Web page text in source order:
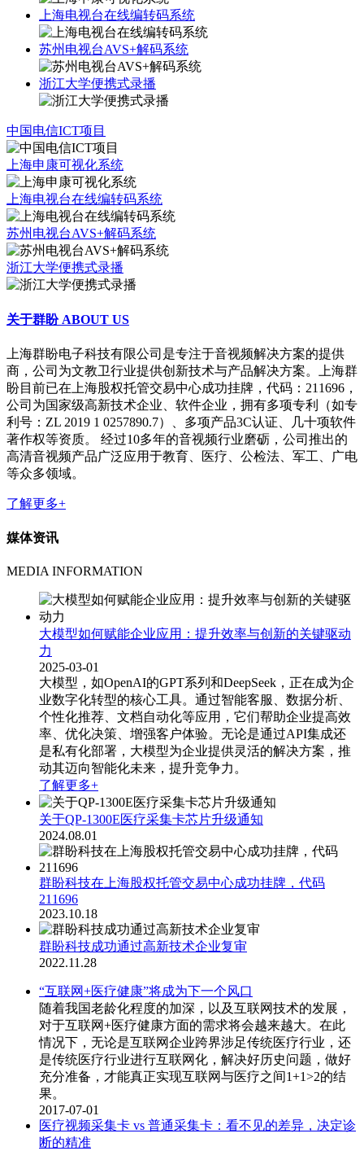
上海电视台在线编转码系统
苏州电视台AVS+解码系统
浙江大学便携式录播
中国电信ICT项目
上海申康可视化系统
上海电视台在线编转码系统
苏州电视台AVS+解码系统
浙江大学便携式录播
关于群盼 ABOUT US
上海群盼电子科技有限公司是专注于音视频解决方案的提供
商，公司为文教卫行业提供创新技术与产品解决方案。上海群
盼目前已在上海股权托管交易中心成功挂牌，代码：211696，
公司为国家级高新技术企业、软件企业，拥有多项专利（如专
利号：ZL 2019 1 0257890.7）、多项产品3C认证、几十项软件
著作权等资质。 经过10多年的音视频行业磨砺，公司推出的
高清音视频产品广泛应用于教育、医疗、公检法、军工、广电
等众多领域。
了解更多+
媒体资讯
MEDIA INFORMATION
大模型如何赋能企业应用：提升效率与创新的关键驱动
力
2025-03-01
大模型，如OpenAI的GPT系列和DeepSeek，正在成为企
业数字化转型的核心工具。通过智能客服、数据分析、
个性化推荐、文档自动化等应用，它们帮助企业提高效
率、优化决策、增强客户体验。无论是通过API集成还
是私有化部署，大模型为企业提供灵活的解决方案，推
动其迈向智能化未来，提升竞争力。
了解更多+
关于QP-1300E医疗采集卡芯片升级通知
2024.08.01
群盼科技在上海股权托管交易中心成功挂牌，代码
211696
2023.10.18
群盼科技成功通过高新技术企业复审
2022.11.28
“互联网+医疗健康”将成为下一个风口
随着我国老龄化程度的加深，以及互联网技术的发展，
对于互联网+医疗健康方面的需求将会越来越大。在此
情况下，无论是互联网企业跨界涉足传统医疗行业，还
是传统医疗行业进行互联网化，解决好历史问题，做好
充分准备，才能真正实现互联网与医疗之间1+1>2的结
果。
2017-07-01
医疗视频采集卡 vs 普通采集卡：看不见的差异，决定诊
断的精准